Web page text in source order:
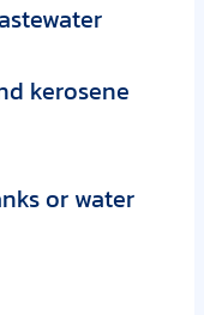
kerosene
or water